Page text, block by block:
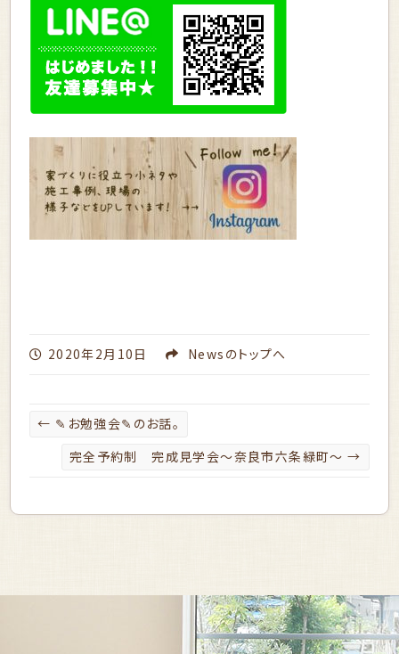
2020年2月10日 News のトップへ
← ✎お勉強会✎のお話。
完全予約制 完成見学会～奈良市六条緑町～→